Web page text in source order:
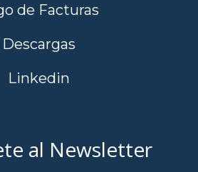
de Facturas
Descargas
Linkedin
al Newsletter